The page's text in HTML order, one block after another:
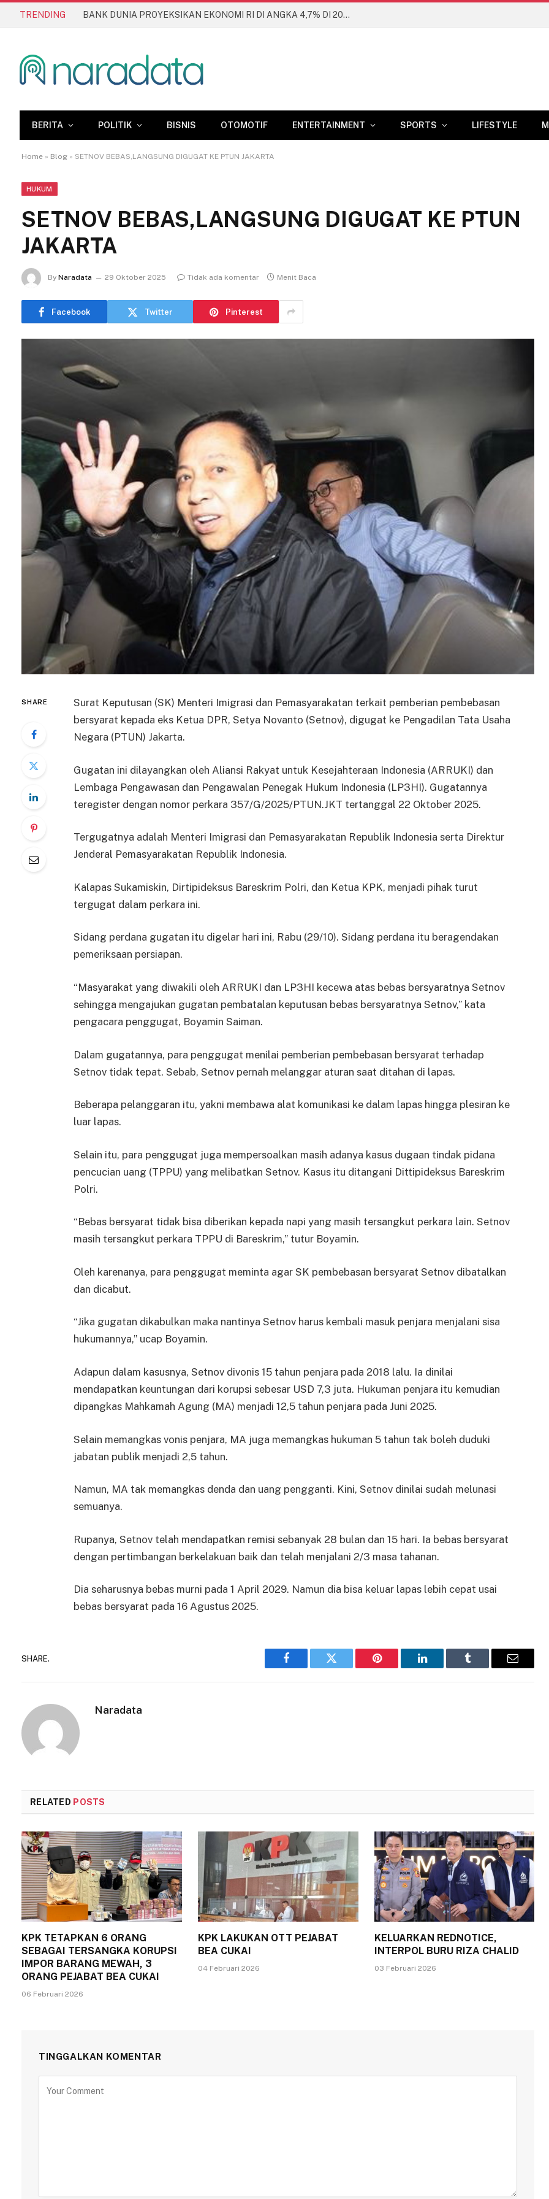
TRENDING BANK DUNIA PROYEKSIKAN EKONOMI RI DI ANGKA 4,7% DI 2026
BERITA POLITIK BISNIS OTOMOTIF ENTERTAINMENT SPORTS LIFESTYLE
Home » Blog » SETNOV BEBAS,LANGSUNG DIGUGAT KE PTUN JAKARTA
HUKUM
SETNOV BEBAS,LANGSUNG DIGUGAT KE PTUN
JAKARTA
By Naradata 29 Oktober 2025 Tidak ada komentar Menit Baca
Facebook Twitter Pinterest
SHARE
Surat Keputusan (SK) Menteri Imigrasi dan Pemasyarakatan terkait pemberian pembebasan
bersyarat kepada eks Ketua DPR, Setya Novanto (Setnov), digugat ke Pengadilan Tata Usaha
Negara (PTUN) Jakarta.
Gugatan ini dilayangkan oleh Aliansi Rakyat untuk Kesejahteraan Indonesia (ARRUKI) dan
Lembaga Pengawasan dan Pengawalan Penegak Hukum Indonesia (LP3HI). Gugatannya
teregister dengan nomor perkara 357/G/2025/PTUN.JKT tertanggal 22 Oktober 2025.
Tergugatnya adalah Menteri Imigrasi dan Pemasyarakatan Republik Indonesia serta Direktur
Jenderal Pemasyarakatan Republik Indonesia.
Kalapas Sukamiskin, Dirtipideksus Bareskrim Polri, dan Ketua KPK, menjadi pihak turut
tergugat dalam perkara ini.
Sidang perdana gugatan itu digelar hari ini, Rabu (29/10). Sidang perdana itu beragendakan
pemeriksaan persiapan.
“Masyarakat yang diwakili oleh ARRUKI dan LP3HI kecewa atas bebas bersyaratnya Setnov
sehingga mengajukan gugatan pembatalan keputusan bebas bersyaratnya Setnov,” kata
pengacara penggugat, Boyamin Saiman.
Dalam gugatannya, para penggugat menilai pemberian pembebasan bersyarat terhadap
Setnov tidak tepat. Sebab, Setnov pernah melanggar aturan saat ditahan di lapas.
Beberapa pelanggaran itu, yakni membawa alat komunikasi ke dalam lapas hingga plesiran ke
luar lapas.
Selain itu, para penggugat juga mempersoalkan masih adanya kasus dugaan tindak pidana
pencucian uang (TPPU) yang melibatkan Setnov. Kasus itu ditangani Dittipideksus Bareskrim
Polri.
“Bebas bersyarat tidak bisa diberikan kepada napi yang masih tersangkut perkara lain. Setnov
masih tersangkut perkara TPPU di Bareskrim,” tutur Boyamin.
Oleh karenanya, para penggugat meminta agar SK pembebasan bersyarat Setnov dibatalkan
dan dicabut.
“Jika gugatan dikabulkan maka nantinya Setnov harus kembali masuk penjara menjalani sisa
hukumannya,” ucap Boyamin.
Adapun dalam kasusnya, Setnov divonis 15 tahun penjara pada 2018 lalu. Ia dinilai
mendapatkan keuntungan dari korupsi sebesar USD 7,3 juta. Hukuman penjara itu kemudian
dipangkas Mahkamah Agung (MA) menjadi 12,5 tahun penjara pada Juni 2025.
Selain memangkas vonis penjara, MA juga memangkas hukuman 5 tahun tak boleh duduki
jabatan publik menjadi 2,5 tahun.
Namun, MA tak memangkas denda dan uang pengganti. Kini, Setnov dinilai sudah melunasi
semuanya.
Rupanya, Setnov telah mendapatkan remisi sebanyak 28 bulan dan 15 hari. Ia bebas bersyarat
dengan pertimbangan berkelakuan baik dan telah menjalani 2/3 masa tahanan.
Dia seharusnya bebas murni pada 1 April 2029. Namun dia bisa keluar lapas lebih cepat usai
bebas bersyarat pada 16 Agustus 2025.
SHARE.
Facebook Twitter Pinterest LinkedIn Tumblr Email
Naradata
RELATED POSTS
KPK TETAPKAN 6 ORANG
SEBAGAI TERSANGKA KORUPSI
IMPOR BARANG MEWAH, 3
ORANG PEJABAT BEA CUKAI
06 Februari 2026
KPK LAKUKAN OTT PEJABAT
BEA CUKAI
04 Februari 2026
KELUARKAN REDNOTICE,
INTERPOL BURU RIZA CHALID
03 Februari 2026
TINGGALKAN KOMENTAR